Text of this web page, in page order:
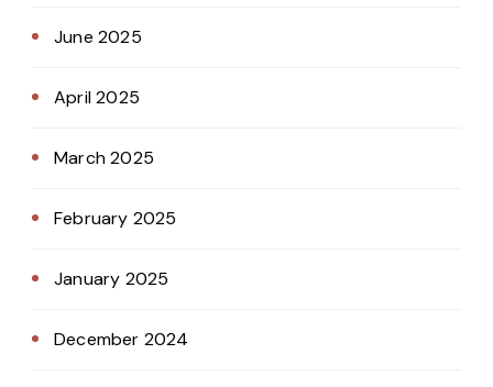
June 2025
April 2025
March 2025
February 2025
January 2025
December 2024